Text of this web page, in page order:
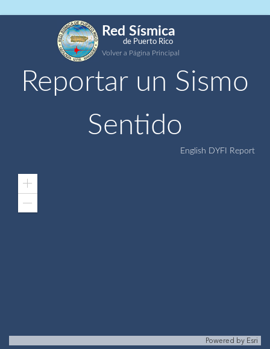
Red Sísmica
de Puerto Rico
Volver a Página Principal
Reportar un Sismo
Sentido
English DYFI Report
Zoom
Powered by Esri